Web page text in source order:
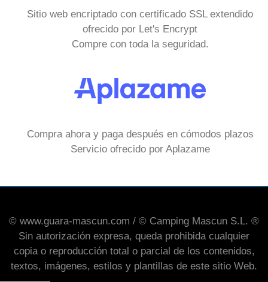
Sitio web encriptado con certificado SSL extendido
ofrecido por Let's Encrypt
Compre con toda la seguridad.
Compra ahora y paga después en cómodos plazos
Servicio ofrecido por Aplazame
© www.guara-mascun.com / © Camping Mascun S.L. ®
Sin autorización expresa, queda prohibida cualquier
copia o reproducción total o parcial de los contenidos,
textos, imágenes, estilos y plantillas de este sitio Web.